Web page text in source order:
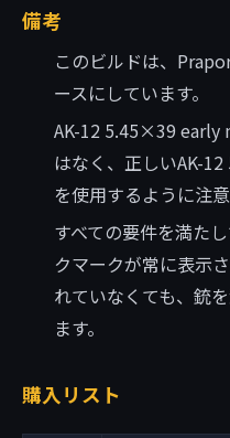
備考
このビルドは、
ースにしています。
AK-12 5.45×39 early
はなく、正しいAK-
を使用するように注
すべての要件を満た
クマークが常に表示
れていなくても、銃
ます。
購入リスト